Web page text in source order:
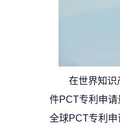
在世界知识
件PCT专利申
全球PCT专利申